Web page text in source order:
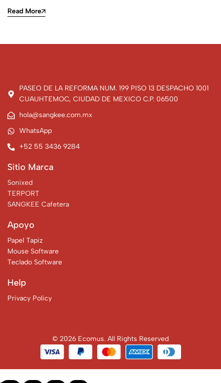
Read More
PASEO DE LA REFORMA NUM. 199 PISO 13 DESPACHO 1001
CUAUHTEMOC, CIUDAD DE MEXICO C.P. 06500
hola@sangkee.com.mx
WhatsApp
+52 55 3436 9284
Sitio Marca
Sonixed
TERPORT
SANGKEE Cafetera
Apoyo
Papel Tapiz
Mouse Software
Teclado Software
Help
Privacy Policy
© 2026 Ecomus. All Rights Reserved